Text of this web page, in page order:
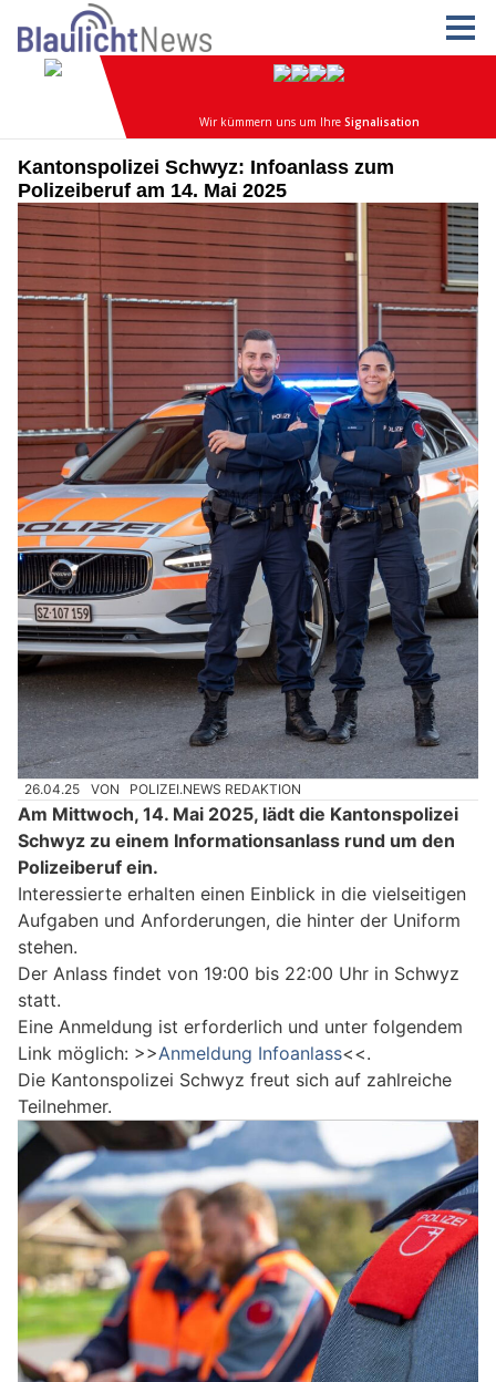
Kantonspolizei Schwyz: Infoanlass zum
Polizeiberuf am 14. Mai 2025
26.04.25 VON POLIZEI.NEWS REDAKTION
Am Mittwoch, 14. Mai 2025, lädt die Kantonspolizei
Schwyz zu einem Informationsanlass rund um den
Polizeiberuf ein.
Interessierte erhalten einen Einblick in die vielseitigen
Aufgaben und Anforderungen, die hinter der Uniform
stehen.
Der Anlass findet von 19:00 bis 22:00 Uhr in Schwyz
statt.
Eine Anmeldung ist erforderlich und unter folgendem
Link möglich: >>Anmeldung Infoanlass<<.
Die Kantonspolizei Schwyz freut sich auf zahlreiche
Teilnehmer.